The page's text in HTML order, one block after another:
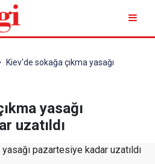
Kiev'de sokağa çıkma yasağı
yasağı
uzatıldı